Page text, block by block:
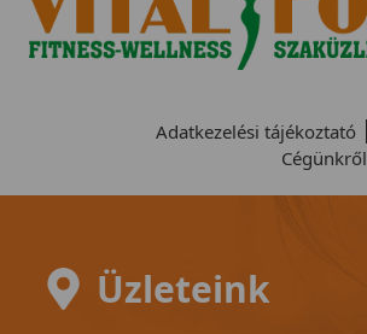
Adatkezelési tájékoztató
Cégünkről
Üzleteink